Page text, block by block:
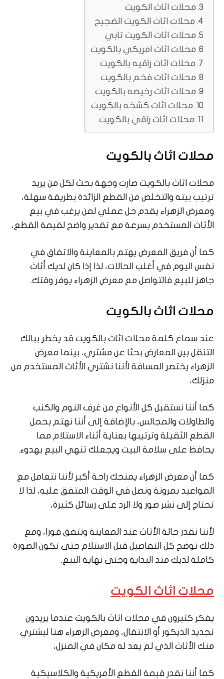
محلات اثاث الكويت
محلات اثاث الكويت الضجيج
محلات اثاث الكويت تابي
محلات اثاث امريكي بالكويت
محلات اثاث راقيه بالكويت
محلات اثاث فخم بالكويت
محلات اثاث رخيصه بالكويت
محلات اثاث كشخه بالكويت
محلات اثاث راقي بالكويت
محلات اثاث بالكويت
محلات اثاث بالكويت صارت وجهة بحث لكل من يريد
ترتيب بيته والتخلص من القطع الزائدة بطريقة سهلة،
ومعرض الزهراء يقدم حل عملي لمن يرغب في بيع
الأثاث المستخدم بسرعة مع تقدير واضح لقيمة القطع،
كما أن فريق المعرض يهتم بالمعاينة والاتفاق في
نفس اليوم في أغلب الحالات، لذا إذا كان لديك أثاث
جاهز للبيع فالتواصل مع معرض الزهراء يوفر وقتك.
محلات اثاث بالكويت
عند سماع كلمة محلات اثاث بالكويت قد يخطر ببالك
التنقل بين المعارض بحثا عن مشتري، بينما معرض
الزهراء يختصر المسافة لأننا نشتري الأثاث المستخدم من
منزلك،
كما أننا نستقبل كل الأنواع من غرف النوم والكنب
والطاولات والمجالس، بالإضافة إلى أننا نهتم بحمل
القطع الثقيلة وترتيبها بعناية أثناء الاستلام مما
يحافظ على سلامة البيت ويجعلك تنهي البيع بهدوء.
كما أن معرض الزهراء يمنحك راحة أكبر لأننا نتعامل مع
المواعيد بمرونة ونصل في الوقت المتفق عليه، لذا لا
تحتاج إلى نشر صور ولا الرد على رسائل كثيرة،
لأننا نقدر حالة الأثاث عند المعاينة ونتفق فورا، ومع
ذلك نوضح كل التفاصيل قبل الاستلام حتى تكون الصورة
كاملة لديك منذ البداية وحتى نهاية البيع.
محلات اثاث الكويت
يفكر كثيرون في محلات اثاث بالكويت عندما يريدون
تجديد الديكور أو الانتقال، ومعرض الزهراء هنا ليشتري
منك الأثاث الذي لم يعد له مكان في المنزل،
كما أننا نقدر قيمة القطع الأمريكية والكلاسيكية